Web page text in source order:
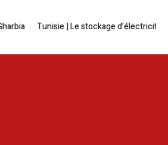
Le stockage d’électricité à domicile pour